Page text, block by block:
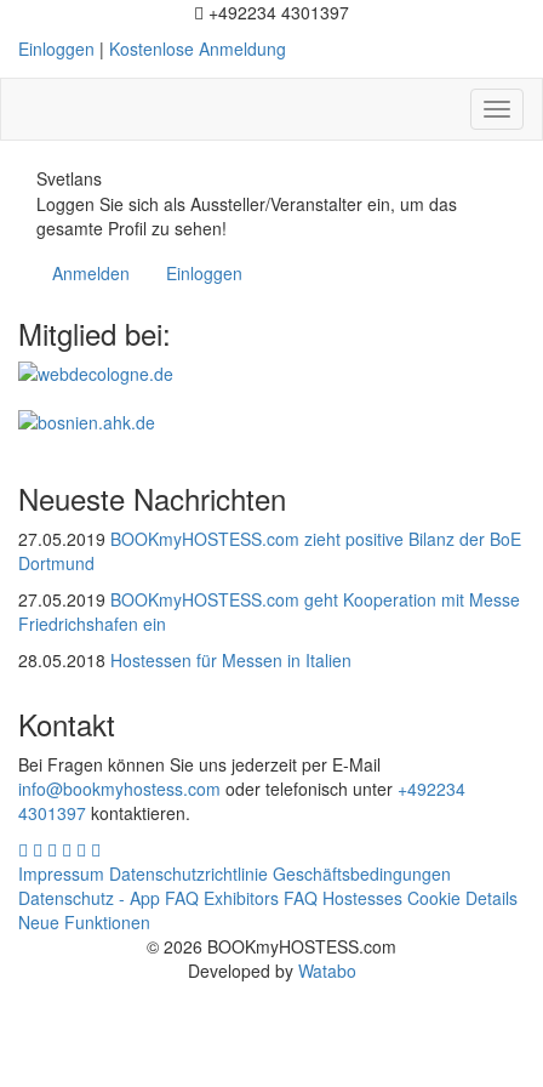
+492234 4301397
Einloggen | Kostenlose Anmeldung
Svetlans
Loggen Sie sich als Aussteller/Veranstalter ein, um das
gesamte Profil zu sehen!
Anmelden
Einloggen
Mitglied bei:
Neueste Nachrichten
27.05.2019 BOOKmyHOSTESS.com zieht positive Bilanz der BoE
Dortmund
27.05.2019 BOOKmyHOSTESS.com geht Kooperation mit Messe
Friedrichshafen ein
28.05.2018 Hostessen für Messen in Italien
Kontakt
Bei Fragen können Sie uns jederzeit per E-Mail
info@bookmyhostess.com oder telefonisch unter +492234
4301397 kontaktieren.
Impressum Datenschutzrichtlinie Geschäftsbedingungen
Datenschutz - App FAQ Exhibitors FAQ Hostesses Cookie Details
Neue Funktionen
© 2026 BOOKmyHOSTESS.com
Developed by Watabo